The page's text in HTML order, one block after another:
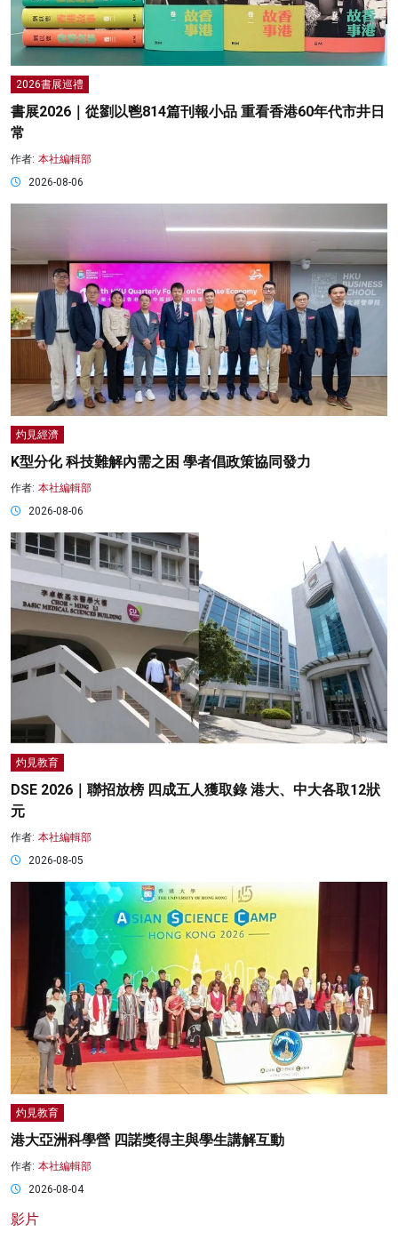
2026書展巡禮
書展2026｜從劉以鬯814篇刊報小品 重看香港60年代市井日
常
作者: 本社編輯部
2026-08-06
灼見經濟
K型分化 科技難解內需之困 學者倡政策協同發力
作者: 本社編輯部
2026-08-06
灼見教育
DSE 2026｜聯招放榜 四成五人獲取錄 港大、中大各取12狀
元
作者: 本社編輯部
2026-08-05
灼見教育
港大亞洲科學營 四諾獎得主與學生講解互動
作者: 本社編輯部
2026-08-04
影片